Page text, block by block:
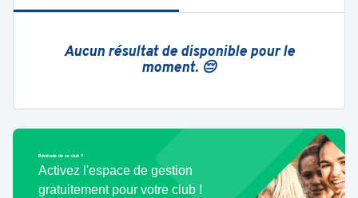
Aucun résultat de disponible pour le
moment. 😔
Bénévole de ce club ?
Activez l'espace de gestion
gratuitement pour votre club !